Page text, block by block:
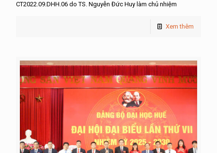
CT2022.09.DHH.06 do TS. Nguyễn Đức Huy làm chủ nhiệm
Xem thêm